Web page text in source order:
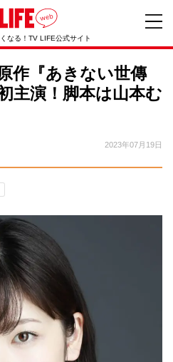
なる！TV LIFE公式サイト
作『あきない世傳
主演！脚本は山本む
2023年07月19日